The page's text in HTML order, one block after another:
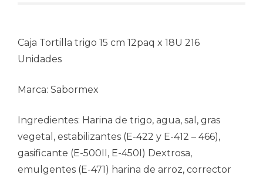
Caja Tortilla trigo 15 cm 12paq x 18U 216
Unidades
Marca: Sabormex
Ingredientes: Harina de trigo, agua, sal, gras
vegetal, estabilizantes (E-422 y E-412 – 466),
gasificante (E-500II, E-450I) Dextrosa,
emulgentes (E-471) harina de arroz, corrector